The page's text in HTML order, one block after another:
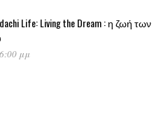
Life: Living the Dream : η ζωή των
μμ